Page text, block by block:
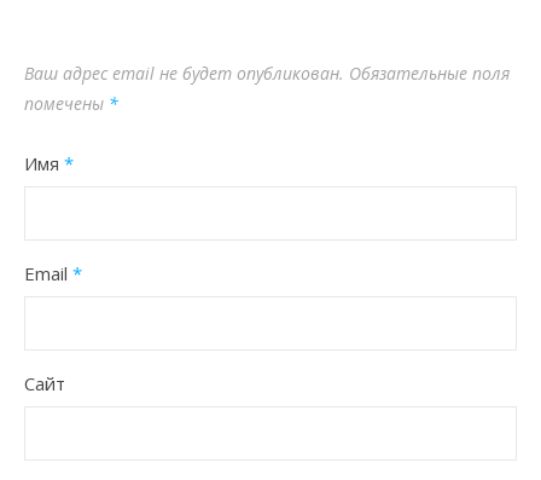
Ваш адрес email не будет опубликован. Обязательные поля
помечены *
Имя *
Email *
Сайт